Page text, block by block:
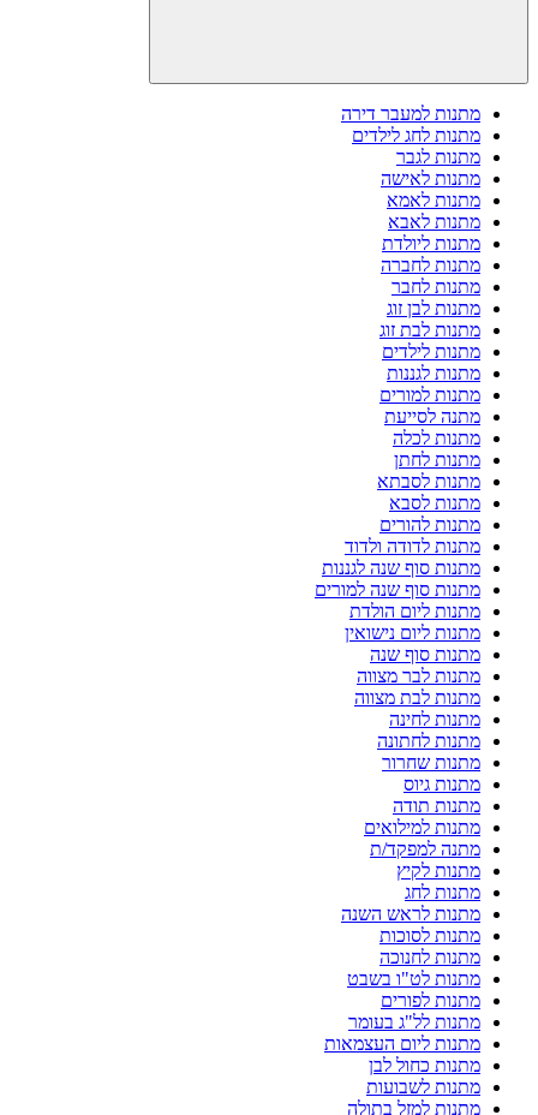
מתנות למעבר דירה
מתנות לחג לילדים
מתנות לגבר
מתנות לאישה
מתנות לאמא
מתנות לאבא
מתנות ליולדת
מתנות לחברה
מתנות לחבר
מתנות לבן זוג
מתנות לבת זוג
מתנות לילדים
מתנות לגננות
מתנות למורים
מתנה לסייעת
מתנות לכלה
מתנות לחתן
מתנות לסבתא
מתנות לסבא
מתנות להורים
מתנות לדודה ולדוד
מתנות סוף שנה לגננות
מתנות סוף שנה למורים
מתנות ליום הולדת
מתנות ליום נישואין
מתנות סוף שנה
מתנות לבר מצווה
מתנות לבת מצווה
מתנות לחינה
מתנות לחתונה
מתנות שחרור
מתנות גיוס
מתנות תודה
מתנות למילואים
מתנה למפקד/ת
מתנות לקיץ
מתנות לחג
מתנות לראש השנה
מתנות לסוכות
מתנות לחנוכה
מתנות לט"ו בשבט
מתנות לפורים
מתנות לל"ג בעומר
מתנות ליום העצמאות
מתנות כחול לבן
מתנות לשבועות
מתנות למזל בתולה